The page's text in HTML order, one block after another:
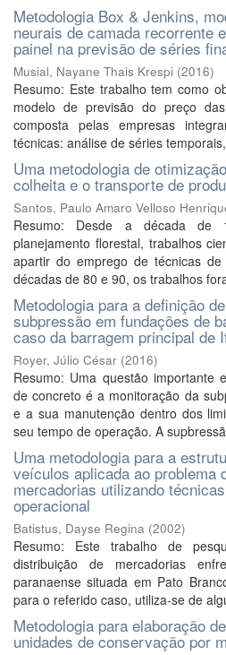
Metodologia Box & Jenkins,
neurais de camada recorrente
painel na previsão de séries
Musial, Nayane Thais Krespi (2016)
Resumo: Este trabalho tem como
modelo de previsão do preço
composta pelas empresas
técnicas: análise de séries
Uma metodologia de
colheita e o transporte de
Santos, Paulo Amaro Velloso
Resumo: Desde a década de
planejamento florestal, trabalhos
apartir do emprego de técnicas de
décadas de 80 e 90, os trabalhos
Metodologia para a definição
subpressão em fundações de
caso da barragem principal de
Royer, Júlio César (2016)
Resumo: Uma questão importante
de concreto é a monitoração da
e a sua manutenção dentro dos
seu tempo de operação. A
Uma metodologia para a
veículos aplicada ao problema
mercadorias utilizando
operacional
Batistus, Dayse Regina (2002)
Resumo: Este trabalho de
distribuição de mercadorias
paranaense situada em Pato
para o referido caso, utiliza-se de
Metodologia para elaboração
unidades de conservação por